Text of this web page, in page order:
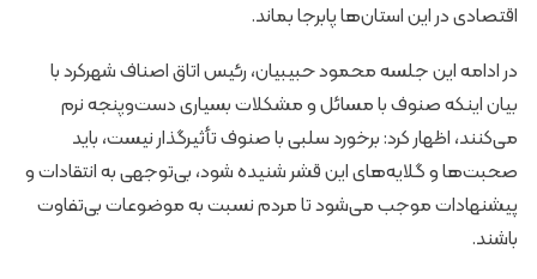
اقتصادی در این استان‌ها پابرجا بماند.
در ادامه این جلسه محمود حبیبیان، رئیس اتاق اصناف شهرکرد با
بیان اینکه صنوف با مسائل و مشکلات بسیاری دست‌وپنجه نرم
می‌کنند، اظهار کرد: برخورد سلبی با صنوف تأثیرگذار نیست، باید
صحبت‌ها و گلایه‌های این قشر شنیده شود، بی‌توجهی به انتقادات و
پیشنهادات موجب می‌شود تا مردم نسبت به موضوعات بی‌تفاوت
باشند.